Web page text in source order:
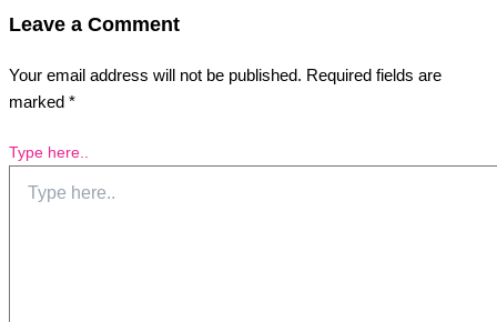
Leave a Comment
Your email address will not be published. Required fields are
marked *
Type here..